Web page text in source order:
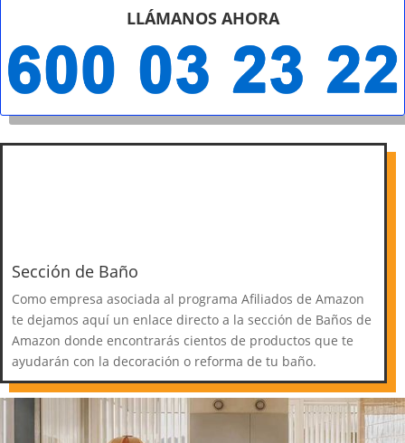
LLÁMANOS AHORA
Sección de Baño
Como empresa asociada al programa Afiliados de Amazon
te dejamos aquí un enlace directo a la sección de Baños de
Amazon donde encontrarás cientos de productos que te
ayudarán con la decoración o reforma de tu baño.